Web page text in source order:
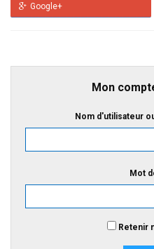
Google+
Mon
Nom d'utilisateur
Mot
Retenir